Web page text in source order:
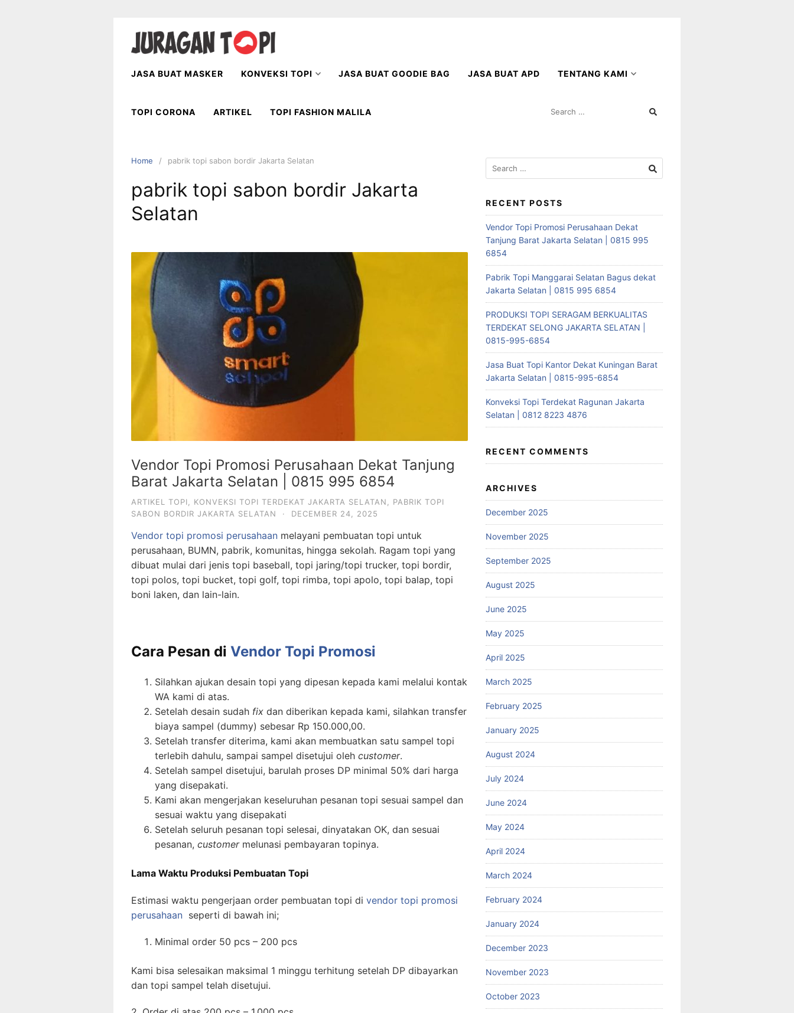
JASA BUAT MASKER KONVEKSI TOPI JASA BUAT GOODIE BAG JASA BUAT APD TENTANG KAMI
TOPI CORONA ARTIKEL TOPI FASHION MALILA
Home pabrik topi sabon bordir Jakarta Selatan
pabrik topi sabon bordir Jakarta
Selatan
Vendor Topi Promosi Perusahaan Dekat Tanjung
Barat Jakarta Selatan | 0815 995 6854
ARTIKEL TOPI KONVEKSI TOPI TERDEKAT JAKARTA SELATAN
PABRIK TOPI
SABON BORDIR JAKARTA SELATAN
· DECEMBER 24, 2025
Vendor topi promosi perusahaan melayani pembuatan topi untuk
perusahaan, BUMN, pabrik, komunitas, hingga sekolah. Ragam topi yang
dibuat mulai dari jenis topi baseball, topi jaring/topi trucker, topi bordir,
topi polos, topi bucket, topi golf, topi rimba, topi apolo, topi balap, topi
boni laken, dan lain-lain.
Cara Pesan di Vendor Topi Promosi
Silahkan ajukan desain topi yang dipesan kepada kami melalui kontak
WA kami di atas.
Setelah desain sudah fix dan diberikan kepada kami, silahkan transfer
biaya sampel (dummy) sebesar Rp 150.000,00.
Setelah transfer diterima, kami akan membuatkan satu sampel topi
terlebih dahulu, sampai sampel disetujui oleh customer.
Setelah sampel disetujui, barulah proses DP minimal 50% dari harga
yang disepakati.
Kami akan mengerjakan keseluruhan pesanan topi sesuai sampel dan
sesuai waktu yang disepakati
Setelah seluruh pesanan topi selesai, dinyatakan OK, dan sesuai
pesanan, customer melunasi pembayaran topinya.
Lama Waktu Produksi Pembuatan Topi
Estimasi waktu pengerjaan order pembuatan topi di vendor topi promosi
perusahaan seperti di bawah ini;
Minimal order 50 pcs – 200 pcs
Kami bisa selesaikan maksimal 1 minggu terhitung setelah DP dibayarkan
dan topi sampel telah disetujui.
Search
for:
RECENT POSTS
Vendor Topi Promosi Perusahaan Dekat
Tanjung Barat Jakarta Selatan | 0815 995
6854
Pabrik Topi Manggarai Selatan Bagus dekat
Jakarta Selatan | 0815 995 6854
PRODUKSI TOPI SERAGAM BERKUALITAS
TERDEKAT SELONG JAKARTA SELATAN |
0815-995-6854
Jasa Buat Topi Kantor Dekat Kuningan Barat
Jakarta Selatan | 0815-995-6854
Konveksi Topi Terdekat Ragunan Jakarta
Selatan | 0812 8223 4876
RECENT COMMENTS
ARCHIVES
December 2025
November 2025
September 2025
August 2025
June 2025
May 2025
April 2025
March 2025
February 2025
January 2025
August 2024
July 2024
June 2024
May 2024
April 2024
March 2024
February 2024
January 2024
December 2023
November 2023
October 2023